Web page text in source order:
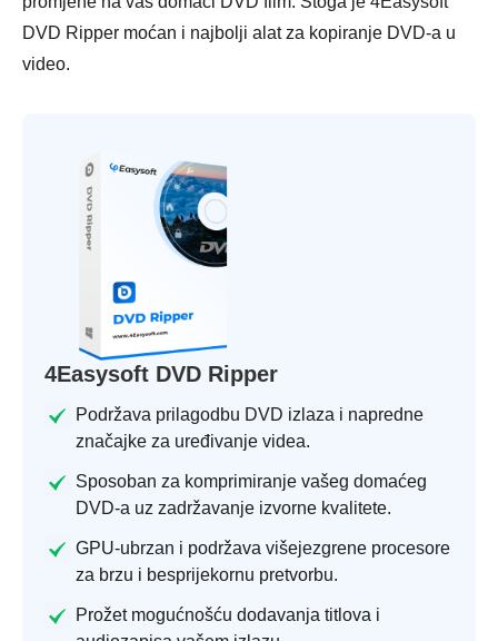
DVD Ripper moćan i najbolji alat za kopiranje DVD-a u
video.
4Easysoft DVD Ripper
Podržava prilagodbu DVD izlaza i napredne
značajke za uređivanje videa.
Sposoban za komprimiranje vašeg domaćeg
DVD-a uz zadržavanje izvorne kvalitete.
GPU-ubrzan i podržava višejezgrene procesore
za brzu i besprijekornu pretvorbu.
Prožet mogućnošću dodavanja titlova i